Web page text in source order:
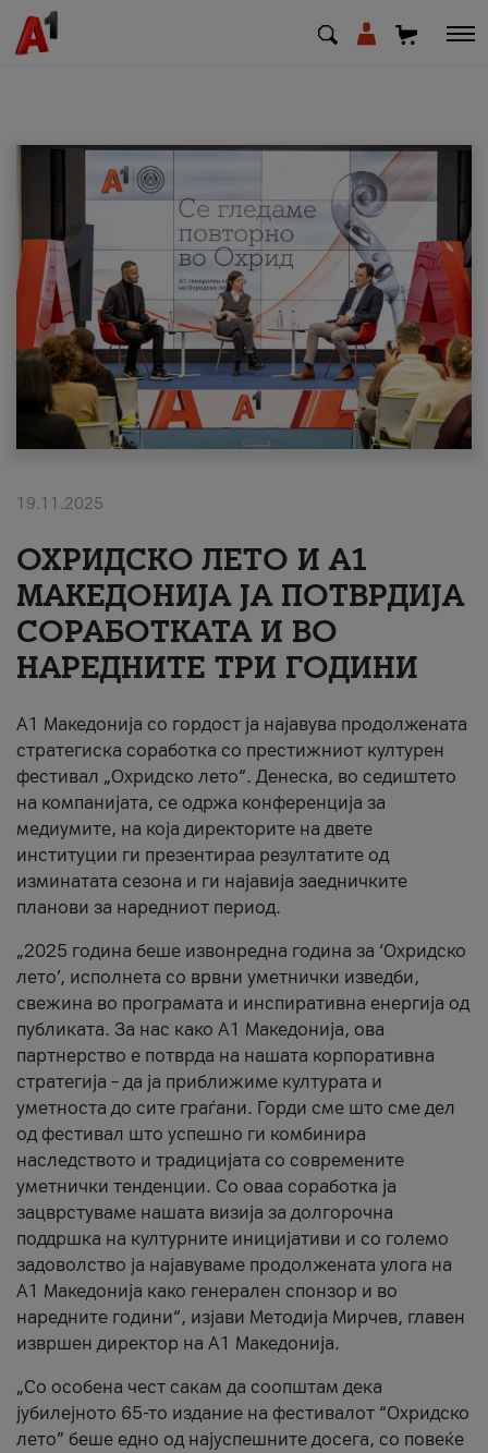
МК SQ
Приватни Деловни
Поддршка
Надополни кредит
#ПодобарОнлајн
19.11.2025
ОХРИДСКО ЛЕТО И A1
МАКЕДОНИЈА ЈА ПОТВРДИЈА
СОРАБОТКАТА И ВО
НАРЕДНИТЕ ТРИ ГОДИНИ
A1 Македонија со гордост ја најавува продолжената
стратегиска соработка со престижниот културен
фестивал „Охридско лето“. Денеска, во седиштето
на компанијата, се одржа конференција за
медиумите, на која директорите на двете
институции ги презентираа резултатите од
изминатата сезона и ги најавија заедничките
планови за наредниот период.
„2025 година беше извонредна година за ‘Охридско
лето’, исполнета со врвни уметнички изведби,
свежина во програмата и инспиративна енергија од
публиката. За нас како A1 Македонија, ова
партнерство е потврда на нашата корпоративна
стратегија – да ја приближиме културата и
уметноста до сите граѓани. Горди сме што сме дел
од фестивал што успешно ги комбинира
наследството и традицијата со современите
уметнички тенденции. Со оваа соработка ја
зацврстуваме нашата визија за долгорочна
поддршка на културните иницијативи и со големо
задоволство ја најавуваме продолжената улога на
A1 Македонија како генерален спонзор и во
наредните години“, изјави Методија Мирчев, главен
извршен директор на A1 Македонија.
„Со особена чест сакам да соопштам дека
јубилејното 65-то издание на фестивалот “Охридско
лето” беше едно од најуспешните досега, со повеќе